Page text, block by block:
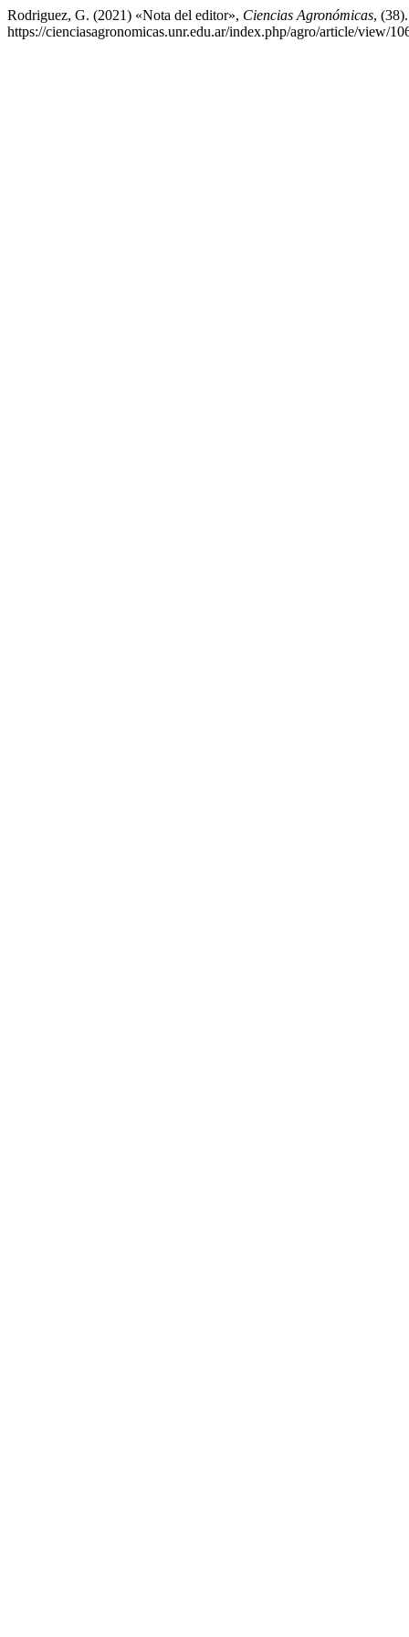
Rodriguez, G. (2021) «Nota del editor», Ciencias Agronómicas,
https://cienciasagronomicas.unr.edu.ar/index.php/agro/article/view/